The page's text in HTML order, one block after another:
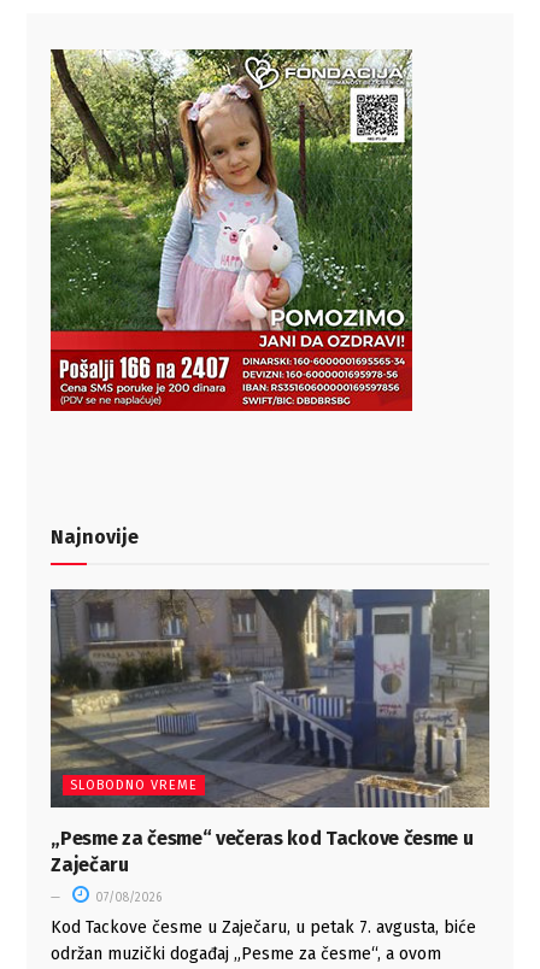
Najnovije
SLOBODNO VREME
„Pesme za česme“ večeras kod Tackove česme u
Zaječaru
07/08/2026
Kod Tackove česme u Zaječaru, u petak 7. avgusta, biće
održan muzički događaj „Pesme za česme“, a ovom